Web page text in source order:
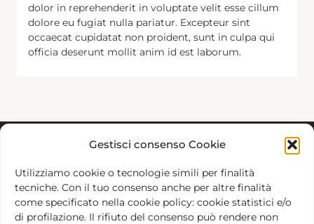
Gestisci consenso Cookie
Utilizziamo cookie o tecnologie simili per finalità
tecniche. Con il tuo consenso anche per altre finalità
come specificato nella cookie policy: cookie statistici e/o
di profilazione. Il rifiuto del consenso può rendere non
dolor in reprehenderit in voluptate velit esse cillum
dolore eu fugiat nulla pariatur. Excepteur sint
occaecat cupidatat non proident, sunt in culpa qui
officia deserunt mollit anim id est laborum.
Abbiamo creato la Barba Varley Foundation per